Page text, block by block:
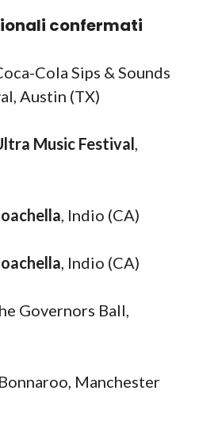
confermati
Cola Sips & Sounds
Austin (TX)
Music Festival,
, Indio (CA)
, Indio (CA)
Governors Ball,
Manchester